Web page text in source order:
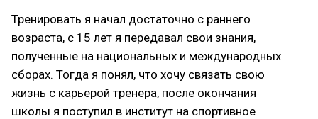
Тренировать я начал достаточно с раннего
возраста, с 15 лет я передавал свои знания,
полученные на национальных и международных
сборах. Тогда я понял, что хочу связать свою
жизнь с карьерой тренера, после окончания
школы я поступил в институт на спортивное